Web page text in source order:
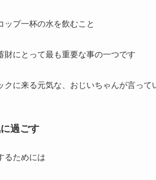
ップ一杯の水を飲むこと
財にとって最も重要な事の一つです
クに来る元気な、おじいちゃんが言って
過ごす
るためには